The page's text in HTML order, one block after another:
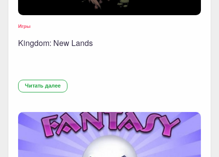
Игры
Kingdom: New Lands
Читать далее